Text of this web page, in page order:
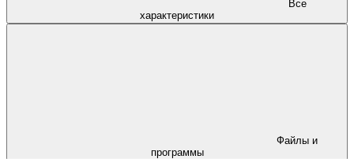
характеристики
программы